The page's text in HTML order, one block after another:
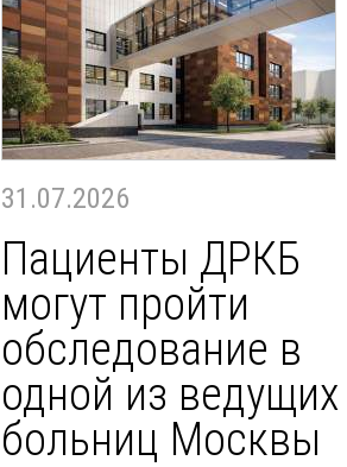
31.07.2026
Пациенты ДРКБ
могут пройти
обследование в
одной из ведущих
больниц Москвы